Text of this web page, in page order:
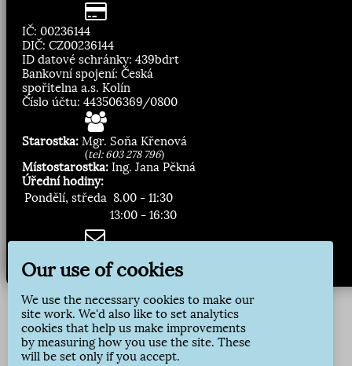
IČ: 00236144
DIČ: CZ00236144
ID datové schránky: 439bdrt
Bankovní spojení: Česká
spořitelna a.s. Kolín
Číslo účtu: 443506369/0800
Starostka: Mgr. Soňa Křenová
(tel: 603 278 796)
Místostarostka: Ing. Jana Pěkná
Úřední hodiny:
Pondělí, středa 8.00 - 11:30
13:00 - 16:30
Přihlásit odběr
Our use of cookies
We use the necessary cookies to make our
site work. We'd also like to set analytics
cookies that help us make improvements
by measuring how you use the site. These
will be set only if you accept.